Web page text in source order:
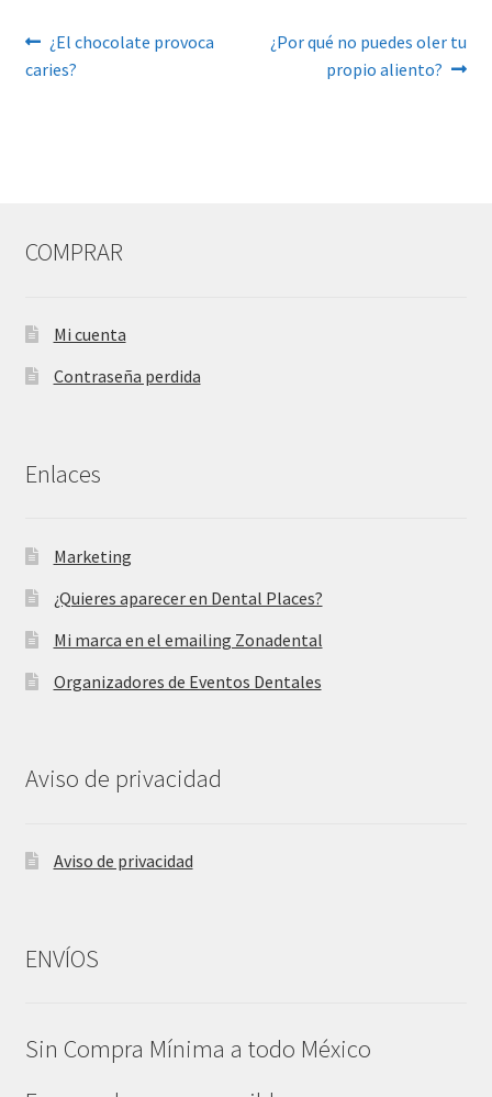
Navegación
de
Anterior:
¿El chocolate provoca
caries?
Siguiente:
¿Por qué no puedes oler tu
propio aliento?
COMPRAR
Mi cuenta
Contraseña perdida
Enlaces
Marketing
¿Quieres aparecer en Dental Places?
Mi marca en el emailing Zonadental
Organizadores de Eventos Dentales
Aviso de privacidad
Aviso de privacidad
ENVÍOS
Sin Compra Mínima a todo México